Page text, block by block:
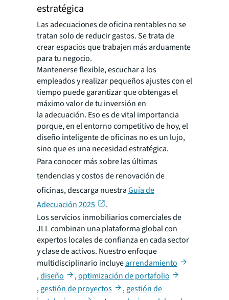
estratégica
Las adecuaciones de oficina rentables no se
tratan solo de reducir gastos. Se trata de
crear espacios que trabajen más arduamente
para tu negocio.
Mantenerse flexible, escuchar a los
empleados y realizar pequeños ajustes con el
tiempo puede garantizar que obtengas el
máximo valor de tu inversión en
la adecuación. Eso es de vital importancia
porque, en el entorno competitivo de hoy, el
diseño inteligente de oficinas no es un lujo,
sino que es una necesidad estratégica.
Para conocer más sobre las últimas
tendencias y costos de renovación de
oficinas, descarga nuestraGuía de
Adecuación 2025
.
Los servicios inmobiliarios comerciales de
JLL combinan una plataforma global con
expertos locales de confianza en cada sector
y clase de activos. Nuestro enfoque
multidisciplinario incluyearrendamiento
,diseño ,optimización de portafolio
,gestión de proyectos ,gestión de